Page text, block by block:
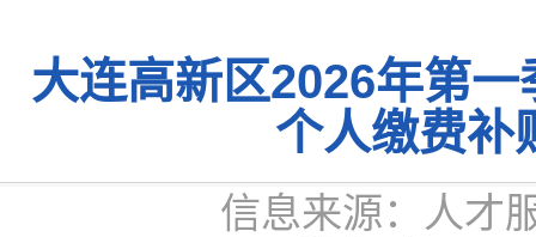
大连高新区2026年第
个人缴费补
信息来源：人才